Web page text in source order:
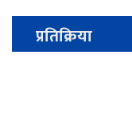
प्रतिक्रिया